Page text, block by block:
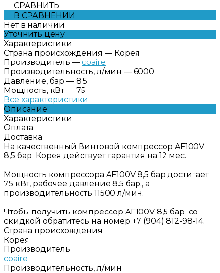
СРАВНИТЬ
В СРАВНЕНИИ
Нет в наличии
Уточнить цену
Характеристики
Страна происхождения — Корея
Производитель — coaire
Производительность, л/мин — 6000
Давление, бар — 8.5
Мощность, кВт — 75
Все характеристики
Описание
Характеристики
Оплата
Доставка
На качественный Винтовой компрессор AF100V
8,5 бар Корея действует гарантия на 12 мес.
Мощность компрессора AF100V 8,5 бар достигает
75 кВт, рабочее давление 8.5 бар., а
производительность 11500 л/мин.
Чтобы получить компрессор AF100V 8,5 бар со
скидкой обратитесь на номер +7 (904) 812-98-14.
Страна происхождения
Корея
Производитель
coaire
Производительность, л/мин